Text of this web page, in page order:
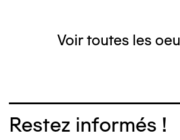
Voir toutes les
Restez informés !